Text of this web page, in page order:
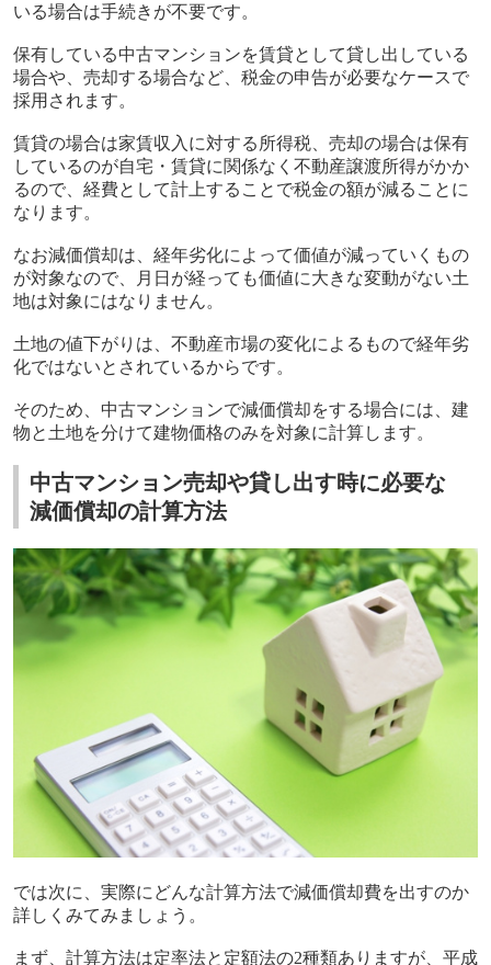
いる場合は手続きが不要です。
保有している中古マンションを賃貸として貸し出している
場合や、売却する場合など、税金の申告が必要なケースで
採用されます。
賃貸の場合は家賃収入に対する所得税、売却の場合は保有
しているのが自宅・賃貸に関係なく不動産譲渡所得がかか
るので、経費として計上することで税金の額が減ることに
なります。
なお減価償却は、経年劣化によって価値が減っていくもの
が対象なので、月日が経っても価値に大きな変動がない土
地は対象にはなりません。
土地の値下がりは、不動産市場の変化によるもので経年劣
化ではないとされているからです。
そのため、中古マンションで減価償却をする場合には、建
物と土地を分けて建物価格のみを対象に計算します。
中古マンション売却や貸し出す時に必要な
減価償却の計算方法
では次に、実際にどんな計算方法で減価償却費を出すのか
詳しくみてみましょう。
まず、計算方法は定率法と定額法の2種類ありますが、平成